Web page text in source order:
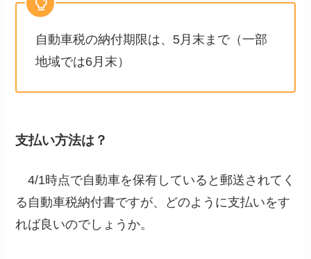
自動車税の納付期限は、5月末まで（一部
地域では6月末）
支払い方法は？
4/1時点で自動車を保有していると郵送されてく
る自動車税納付書ですが、どのように支払いをす
れば良いのでしょうか。